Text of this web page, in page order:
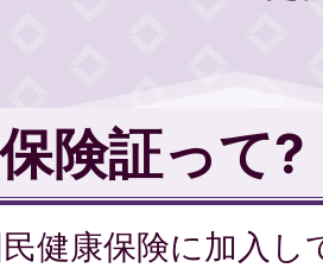
険証って?
健康保険に加入